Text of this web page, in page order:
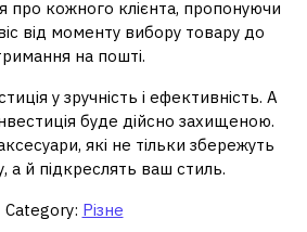
про кожного клієнта, пропонуючи
від моменту вибору товару до
на пошті.
у зручність і ефективність. А
буде дійсно захищеною.
які не тільки збережуть
а й підкреслять ваш стиль.
Category: Різне